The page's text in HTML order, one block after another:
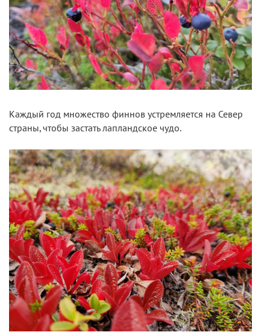
Каждый год множество финнов устремляется на Север
страны, чтобы застать лапландское чудо.